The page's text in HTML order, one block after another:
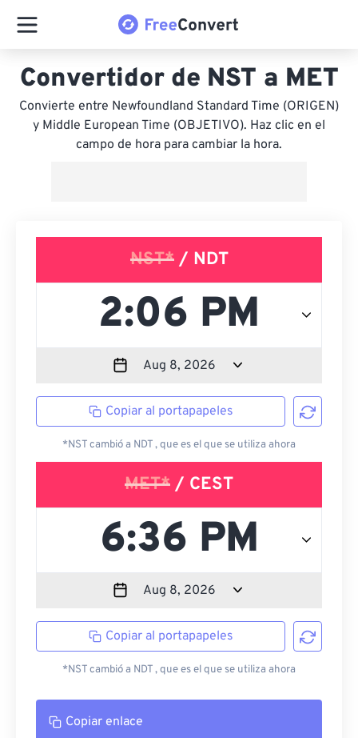
Convertidor de NST a MET
Convierte entre Newfoundland Standard Time (ORIGEN)
y Middle European Time (OBJETIVO). Haz clic en el
campo de hora para cambiar la hora.
NST*/ NDT
Copiar al portapapeles
*NST cambió a NDT , que es el que se utiliza ahora
MET* / CEST
Copiar al portapapeles
*NST cambió a NDT , que es el que se utiliza ahora
Copiar enlace